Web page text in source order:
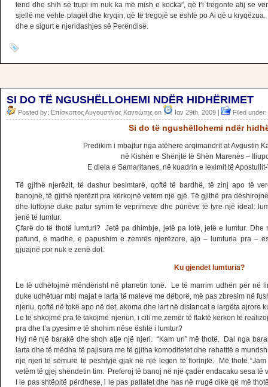
tënd dhe shih se trupi im nuk ka më mish e kocka”, që t’i tregonte atij se
sjellë me vehte plagët dhe kryqin, që të tregojë se është po Ai që u
dhe e sigurt e njeridashjes së Perëndisë.
SI DO TË NGUSHËLLOHEMI NDËR HIDHËRIMET
Posted by: Επίσκοπος Αυγουστίνος Καντιώτης on Ιαν 29th, 2009 | Filed under:
Si do të ngushëllohemi ndër
Predikim i mbajtur nga atëhere arqimandrit at Avgustin
në Kishën e Shënjtë të Shën Marenës –
E diela e Samaritanes, në kuadrin e leximit të
Të gjithë njerëzit, të dashur besimtarë, qoftë të bardhë, të zinj apo të
banojnë, të gjithë njerëzit pra kërkojnë vetëm një gjë. Të gjithë pra
dhe luftojnë duke patur synim të veprimeve dhe punëve të tyre një ideal:
jenë të lumtur.
Çfarë do të thotë lumturi? Jetë pa dhimbje, jetë pa lotë, jetë e lumtur.
pafund, e madhe, e papushim e zemrës njerëzore, ajo – lumturia pra –
gjuajnë por nuk e zenë dot.
Ku gjendet lumturia?
Le të udhëtojmë mëndërisht në planetin tonë. Le të marrim udhën për në
duke udhëtuar mbi majat e larta të maleve me dëborë, më pas zbresim në
njeriu, qoftë në tokë apo në det, akoma dhe lart në distancat e largëta ajrore
Le të shkojmë pra të takojmë njeriun, i cili me zemër të flaktë kërkon të
pra dhe t’a pyesim e të shohim nëse është i lumtur?
Hyj në një barakë dhe shoh atje një njeri. “Kam uri” më thotë. Dal nga
larta dhe të mëdha të pajisura me të gjitha komoditetet dhe rehatitë e
një njeri të sëmurë të pështyjë gjak në një legen të florinjtë. Më thotë
vetëm të gjej shëndetin tim. Preferoj të banoj në një çadër endacaku sesa të
I le pas shtëpitë përdhese, i le pas pallatet dhe has në rrugë dikë që më